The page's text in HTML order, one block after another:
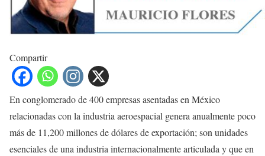
Compartir
En conglomerado de 400 empresas asentadas en México
relacionadas con la industria aeroespacial genera anualmente poco
más de 11,200 millones de dólares de exportación; son unidades
esenciales de una industria internacionalmente articulada y que en